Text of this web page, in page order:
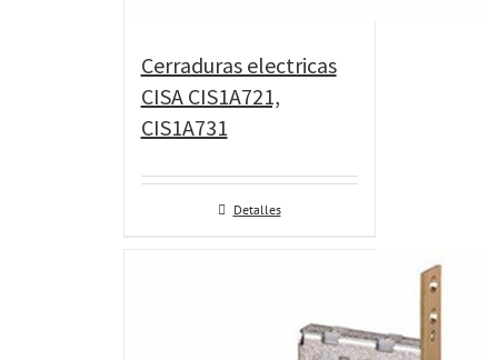
Cerraduras electricas
CISA CIS1A721,
CIS1A731
Detalles